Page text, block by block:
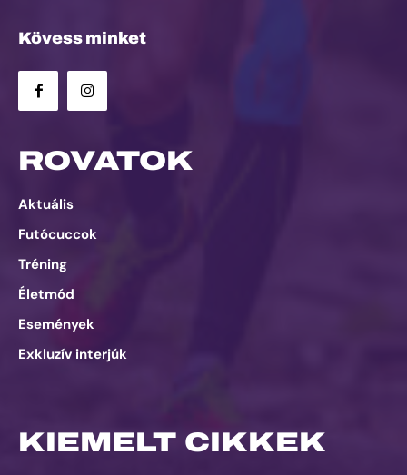
Kövess minket
ROVATOK
Aktuális
Futócuccok
Tréning
Életmód
Események
Exkluzív interjúk
KIEMELT CIKKEK